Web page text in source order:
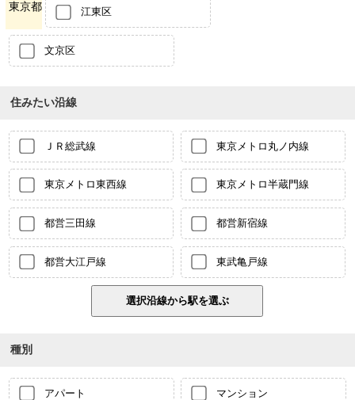
東京都 江東区
文京区
住みたい沿線
ＪＲ総武線 東京メトロ丸ノ内線
東京メトロ東西線 東京メトロ半蔵門線
都営三田線 都営新宿線
都営大江戸線 東武亀戸線
種別
アパート マンション